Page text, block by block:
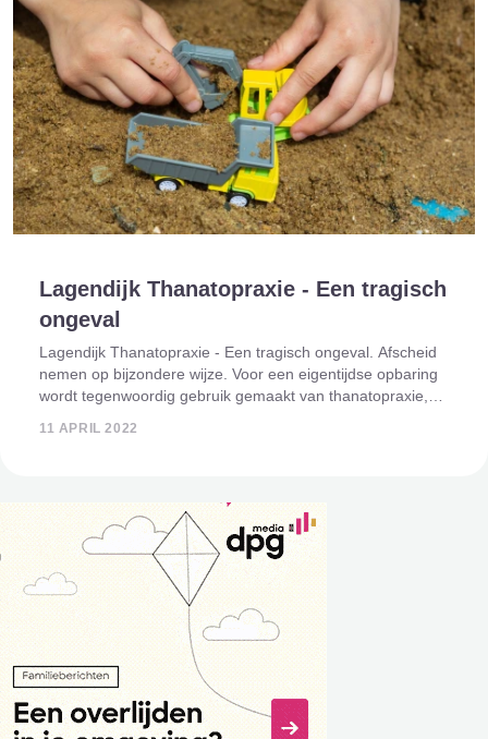
Lagendijk Thanatopraxie - Een tragisch
ongeval
Lagendijk Thanatopraxie - Een tragisch ongeval. Afscheid
nemen op bijzondere wijze. Voor een eigentijdse opbaring
wordt tegenwoordig gebruik gemaakt van thanatopraxie,
tragische waargeb
11 APRIL 2022